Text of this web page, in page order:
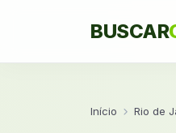
BUSCAR
Início Rio de